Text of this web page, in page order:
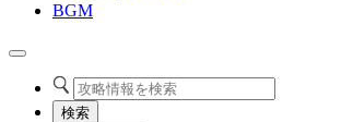
BGM
検索